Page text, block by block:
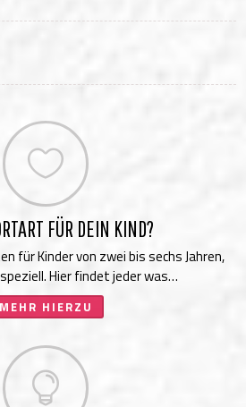

FÜR DEIN KIND?
für Kinder von zwei bis sechs Jahren,
Hier findet jeder was…
MEHR HIERZU
